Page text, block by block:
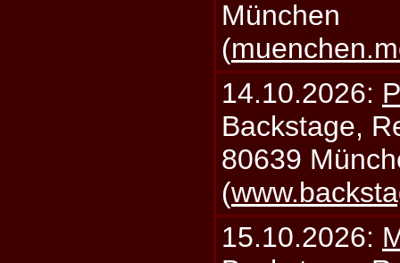
München
(
14.10.2026:
Backstage,
80639
(
15.10.2026: